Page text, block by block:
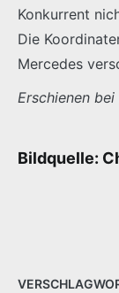
Konkurrent
Die
Mercedes
Erschienen bei
Bildquelle: